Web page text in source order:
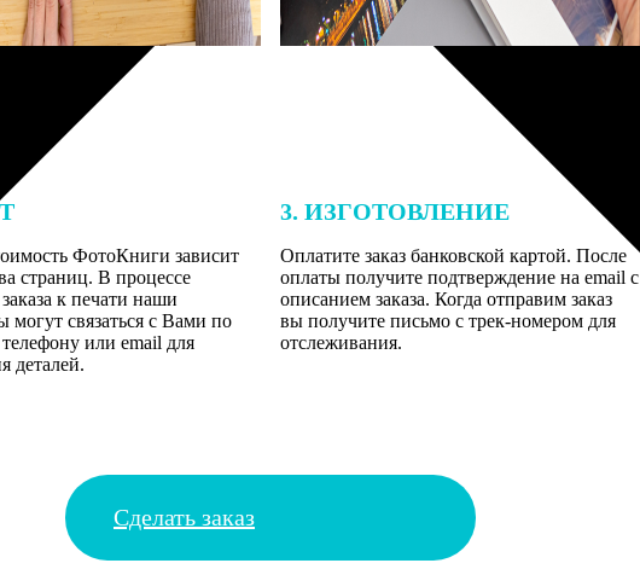
ФотоКниги зависит
страниц. В процессе
к печати наши
могут связаться с Вами по
или email для
деталей.
3. ИЗГОТОВЛЕНИЕ
Оплатите заказ банковской картой. После
оплаты получите подтверждение на email с
описанием заказа. Когда отправим заказ
вы получите письмо с трек-номером для
отслеживания.
Сделать заказ